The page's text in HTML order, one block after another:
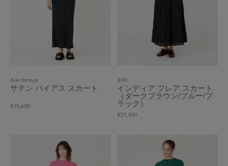
Ron Herman
サテン バイアス スカート
¥39,600
RHC
インディア フレア スカート
（ダークブラウン/ブルー/ブ
ラック）
¥25,300